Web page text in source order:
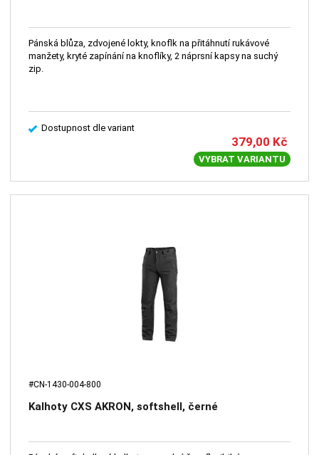
Pánská blůza, zdvojené lokty, knoflk na přitáhnutí rukávové
manžety, kryté zapínání na knoflíky, 2 náprsní kapsy na suchý
zip.
Dostupnost dle variant
379,00 Kč
VYBRAT VARIANTU
#CN-1430-004-800
Kalhoty CXS AKRON, softshell, černé